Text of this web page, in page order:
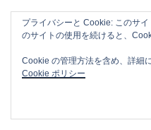
プライバシーと Cookie: このサ
のサイトの使用を続けると、
Cookie の管理方法を含め、詳細
Cookie ポリシー